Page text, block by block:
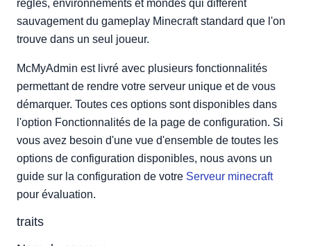
Activer la mise en veille du serveur
Message de veille du serveur
Afficher en tant que public sur la liste des serveurs
Mode de débordement de sauvegarde
Notifications des joueurs
Message de la liste blanche
Afficher le message d'accueil standard
Afficher l'avertissement pendant la sauvegarde du
règles, environnements et mondes qui diffèrent
sauvagement du gameplay Minecraft standard que l'on
trouve dans un seul joueur.
McMyAdmin est livré avec plusieurs fonctionnalités
permettant de rendre votre serveur unique et de vous
démarquer. Toutes ces options sont disponibles dans
l'option Fonctionnalités de la page de configuration. Si
vous avez besoin d'une vue d'ensemble de toutes les
options de configuration disponibles, nous avons un
guide sur la configuration de votre Serveur minecraft
pour évaluation.
traits